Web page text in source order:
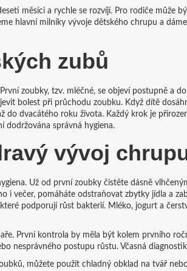
měsíci a rychle se rozvíjí. Pro rodiče může
hlavní milníky vývoje dětského chrupu a
zubů
zoubky, tzv. mléčné, se objeví postupně a
bolest při průchodu zoubku. Když dítě
do dvacátého roku života. Každý krok je
dodržována správná hygiena.
vývoj
Už od první zoubky čistěte dásně
i večer, pomáháte odstraňovat zbytky jídla a
podporují růst bakterií. Mléko, jogurt a
První kontrola by měla být kolem prvního
nesprávného postupu růstu. Včasná
můžete použít chladný obklad na tvář